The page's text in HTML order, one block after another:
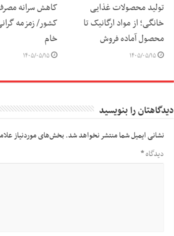
تولید محصولات غذایی
خانگی؛ از مواد ارگانیک تا
محصول آماده فروش
۱۴۰۵/۰۵/۱۵
کاهش سرانه
کشور/ زمزمه
خام
۱۴۰۵/۰۵/۱۵
دیدگاهتان را بنویسید
نشانی ایمیل شما منتشر نخواهد شد.بخش‌های موردنیاز
دیدگاه*